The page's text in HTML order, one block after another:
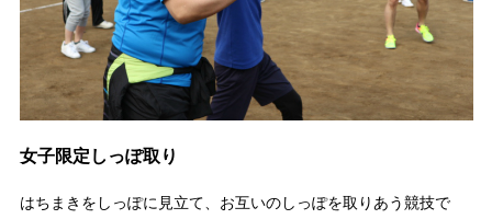
女子限定しっぽ取り
はちまきをしっぽに見立て、お互いのしっぽを取りあう競技で